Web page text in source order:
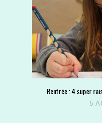
Rentrée : 4 super
5